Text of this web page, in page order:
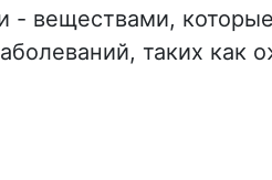
- веществами,
таких как